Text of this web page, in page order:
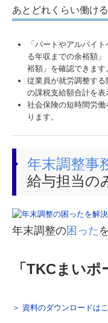
あとどれくらい働け
「パートやアルバイ
る年収までの余裕額
裕額」を確認できます
従業員が就労調整す
の課税支給額合計を表
社会保険の短時間労
ります。
年末調整事
給与担当の
年末調整の困った
「TKCまい
＞ 資料のダウンロードは